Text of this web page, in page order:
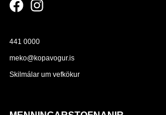
441 0000
meko@kopavogur.is
Skilmálar um vefkökur